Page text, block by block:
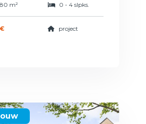
80 m² 0 - 4 slpks.
€ project